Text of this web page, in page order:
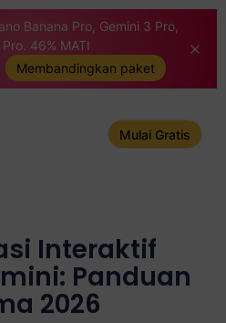
Banana Pro, Gemini 3 Pro,
46% MATI
Membandingkan paket
Mulai Gratis
Interaktif
Panduan
2026